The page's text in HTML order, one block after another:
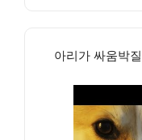
아리가 싸움박